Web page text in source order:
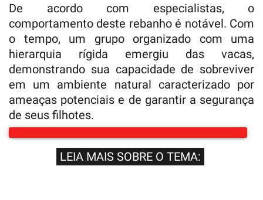
De acordo com especialistas, o
comportamento deste rebanho é notável. Com
o tempo, um grupo organizado com uma
hierarquia rígida emergiu das vacas,
demonstrando sua capacidade de sobreviver
em um ambiente natural caracterizado por
ameaças potenciais e de garantir a segurança
de seus filhotes.
LEIA MAIS SOBRE O TEMA: